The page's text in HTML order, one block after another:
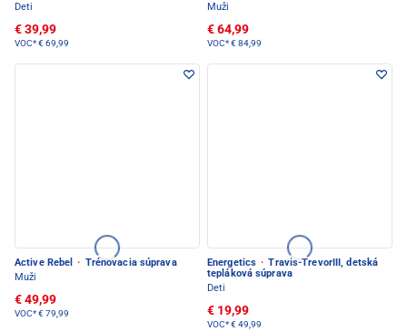
Deti
€ 39,99
VOC*€ 69,99
Muži
€ 64,99
VOC*€ 84,99
Active Rebel · Trénovacia súprava
Muži
€ 49,99
VOC*€ 79,99
Energetics · Travis-TrevorIII, detská
tepláková súprava
Deti
€ 19,99
VOC*€ 49,99